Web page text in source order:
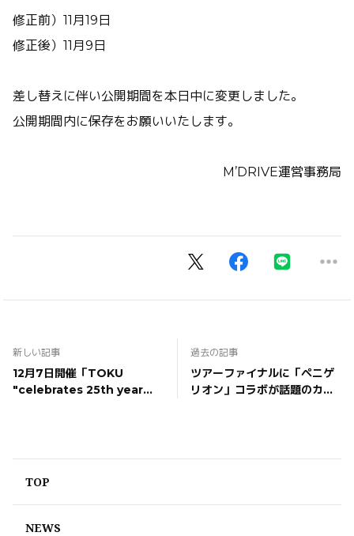
修正前）11月19日
修正後）11月9日
差し替えに伴い公開期間を本日中に変更しました。
公開期間内に保存をお願いいたします。
M’DRIVE運営事務局
新しい記事
12月7日開催「TOKU
"celebrates 25th year
過去の記事
ツアーファイナルに「ペニゲ
リオン」コラボが話題のカリ
スからボーカルのNORA
TOP
NEWS